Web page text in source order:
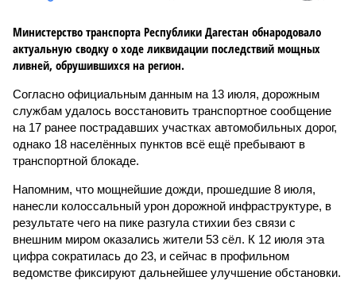
Министерство транспорта Республики Дагестан обнародовало
актуальную сводку о ходе ликвидации последствий мощных
ливней, обрушившихся на регион.
Согласно официальным данным на 13 июля, дорожным
службам удалось восстановить транспортное сообщение
на 17 ранее пострадавших участках автомобильных дорог,
однако 18 населённых пунктов всё ещё пребывают в
транспортной блокаде.
Напомним, что мощнейшие дожди, прошедшие 8 июля,
нанесли колоссальный урон дорожной инфраструктуре, в
результате чего на пике разгула стихии без связи с
внешним миром оказались жители 53 сёл. К 12 июля эта
цифра сократилась до 23, и сейчас в профильном
ведомстве фиксируют дальнейшее улучшение обстановки.